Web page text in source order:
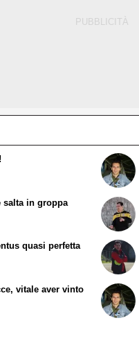
salta in groppa
quasi perfetta
vitale aver vinto